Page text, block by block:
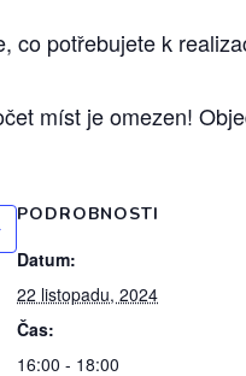
co potřebujete k
míst je omezen!
PODROBNOSTI
Datum:
22 listopadu, 2024
Čas:
16:00 - 18:00